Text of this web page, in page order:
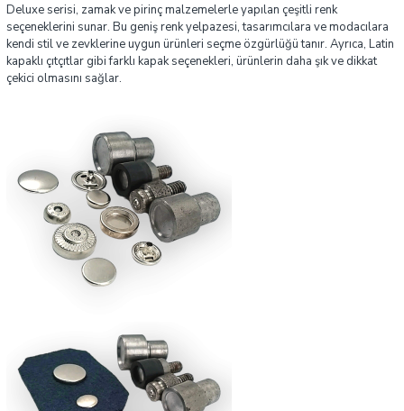
Deluxe serisi, zamak ve pirinç malzemelerle yapılan çeşitli renk
seçeneklerini sunar. Bu geniş renk yelpazesi, tasarımcılara ve modacılara
kendi stil ve zevklerine uygun ürünleri seçme özgürlüğü tanır. Ayrıca, Latin
kapaklı çıtçıtlar gibi farklı kapak seçenekleri, ürünlerin daha şık ve dikkat
çekici olmasını sağlar.